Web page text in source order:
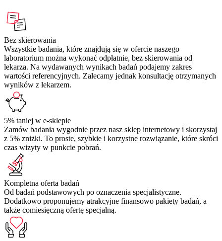
Bez skierowania
Wszystkie badania, które znajdują się w ofercie naszego
laboratorium można wykonać odpłatnie, bez skierowania od
lekarza. Na wydawanych wynikach badań podajemy zakres
wartości referencyjnych. Zalecamy jednak konsultację otrzymanych
wyników z lekarzem.
5% taniej w e-sklepie
Zamów badania wygodnie przez nasz sklep internetowy i skorzystaj
z 5% zniżki. To proste, szybkie i korzystne rozwiązanie, które skróci
czas wizyty w punkcie pobrań.
Kompletna oferta badań
Od badań podstawowych po oznaczenia specjalistyczne.
Dodatkowo proponujemy atrakcyjne finansowo pakiety badań, a
także comiesięczną ofertę specjalną.